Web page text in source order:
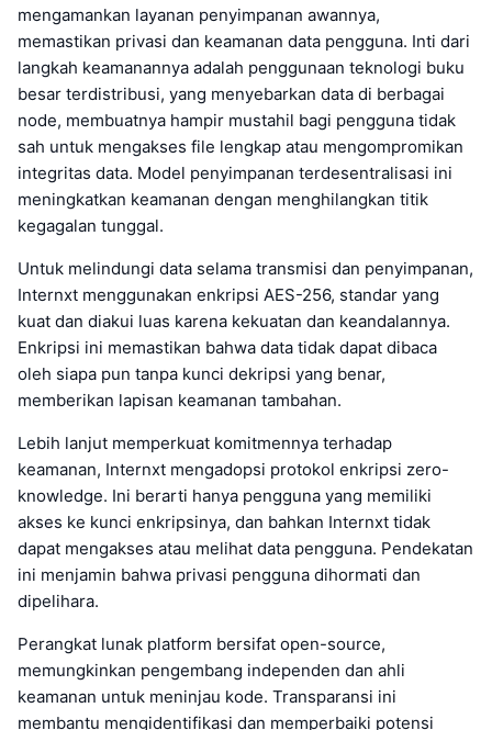
mengamankan layanan penyimpanan awannya,
memastikan privasi dan keamanan data pengguna. Inti dari
langkah keamanannya adalah penggunaan teknologi buku
besar terdistribusi, yang menyebarkan data di berbagai
node, membuatnya hampir mustahil bagi pengguna tidak
sah untuk mengakses file lengkap atau mengompromikan
integritas data. Model penyimpanan terdesentralisasi ini
meningkatkan keamanan dengan menghilangkan titik
kegagalan tunggal.
Untuk melindungi data selama transmisi dan penyimpanan,
Internxt menggunakan enkripsi AES-256, standar yang
kuat dan diakui luas karena kekuatan dan keandalannya.
Enkripsi ini memastikan bahwa data tidak dapat dibaca
oleh siapa pun tanpa kunci dekripsi yang benar,
memberikan lapisan keamanan tambahan.
Lebih lanjut memperkuat komitmennya terhadap
keamanan, Internxt mengadopsi protokol enkripsi zero-
knowledge. Ini berarti hanya pengguna yang memiliki
akses ke kunci enkripsinya, dan bahkan Internxt tidak
dapat mengakses atau melihat data pengguna. Pendekatan
ini menjamin bahwa privasi pengguna dihormati dan
dipelihara.
Perangkat lunak platform bersifat open-source,
memungkinkan pengembang independen dan ahli
keamanan untuk meninjau kode. Transparansi ini
membantu mengidentifikasi dan memperbaiki potensi